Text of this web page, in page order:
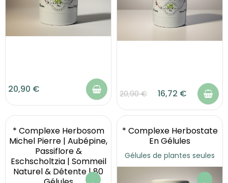
20,90 € 20,90 € 16,72 €
* Complexe Herbosom
Michel Pierre | Aubépine,
Passiflore &
Eschscholtzia | Sommeil
Naturel & Détente | 80
* Complexe Herbostate
En Gélules
Gélules de plantes seules